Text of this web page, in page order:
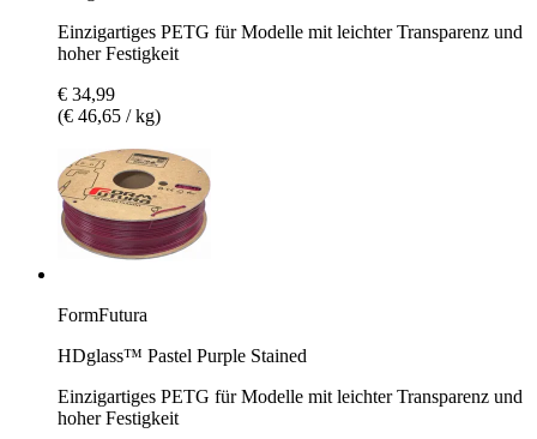
Einzigartiges PETG für Modelle mit leichter Transparenz und
hoher Festigkeit
€ 34,99
(€ 46,65 / kg)
FormFutura
HDglass™ Pastel Purple Stained
Einzigartiges PETG für Modelle mit leichter Transparenz und
hoher Festigkeit